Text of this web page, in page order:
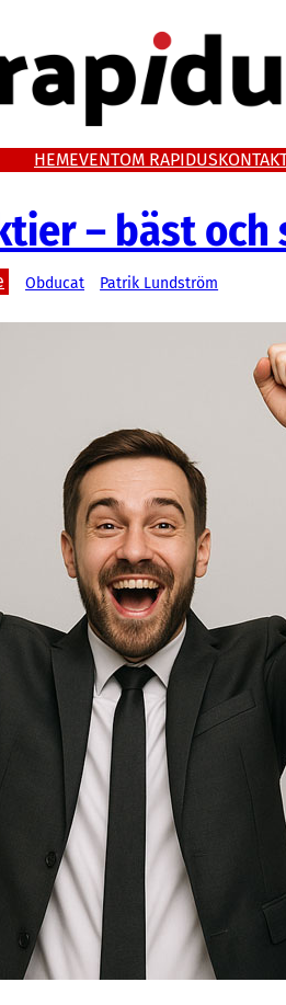
HEMEVENTOM RAPIDUS
– bäst och
Obducat Patrik Lundström